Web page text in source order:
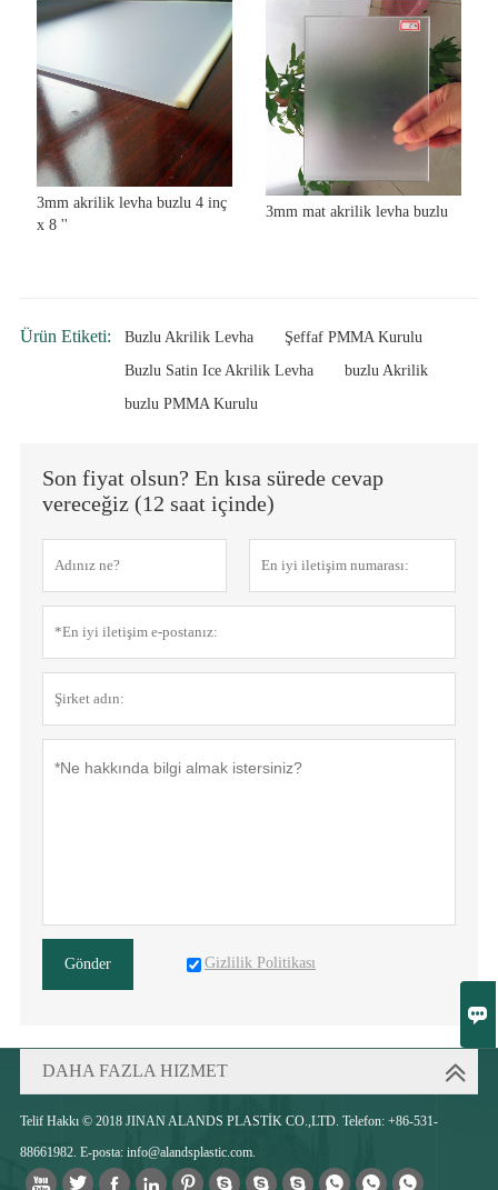

3mm akrilik levha buzlu 4 inç
x 8 ''
3mm mat akrilik levha buzlu
Ürün Etiketi: Buzlu Akrilik Levha
Şeffaf PMMA Kurulu
Buzlu Satin Ice Akrilik Levha
buzlu Akrilik
buzlu PMMA Kurulu
Son fiyat olsun? En kısa sürede cevap
vereceğiz (12 saat içinde)
Gönder Gizlilik Politikası
DAHA FAZLA HIZMET
Telif Hakkı © 2018 JINAN ALANDS PLASTİK CO.,LTD. Telefon: +86-531-
88661982. E-posta: info@alandsplastic.com.
          